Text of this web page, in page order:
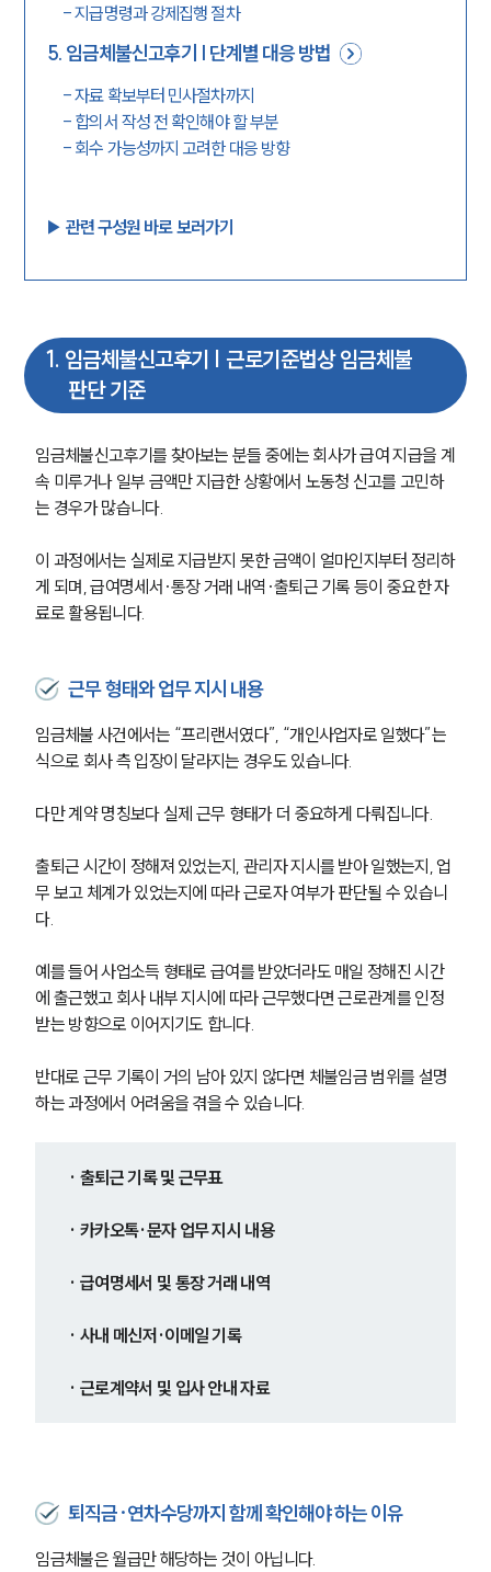
-지급명령과 강제집행 절차
5. 임금체불신고후기 | 단계별 대응 방법
-자료 확보부터 민사절차까지
- 합의서 작성 전 확인해야 할 부분
- 회수 가능성까지 고려한 대응 방향
▶︎ 관련 구성원 바로 보러가기
1 . 임금체불신고후기 | 근로기준법상 임금체불
판단 기준
임금체불신고후기를 찾아보는 분들 중에는 회사가 급여 지급을 계
속 미루거나 일부 금액만 지급한 상황에서 노동청 신고를 고민하
는 경우가 많습니다.
이 과정에서는 실제로 지급받지 못한 금액이 얼마인지부터 정리하
게 되며, 급여명세서·통장 거래 내역·출퇴근 기록 등이 중요한 자
료로 활용됩니다.
근무 형태와 업무 지시 내용
임금체불 사건에서는 “프리랜서였다”, “개인사업자로 일했다”는
식으로 회사 측 입장이 달라지는 경우도 있습니다.
다만 계약 명칭보다 실제 근무 형태가 더 중요하게 다뤄집니다.
출퇴근 시간이 정해져 있었는지, 관리자 지시를 받아 일했는지, 업
무 보고 체계가 있었는지에 따라 근로자 여부가 판단될 수 있습니
다.
예를 들어 사업소득 형태로 급여를 받았더라도 매일 정해진 시간
에 출근했고 회사 내부 지시에 따라 근무했다면 근로관계를 인정
받는 방향으로 이어지기도 합니다.
반대로 근무 기록이 거의 남아 있지 않다면 체불임금 범위를 설명
하는 과정에서 어려움을 겪을 수 있습니다.
· 출퇴근 기록 및 근무표
· 카카오톡·문자 업무 지시 내용
· 급여명세서 및 통장 거래 내역
· 사내 메신저·이메일 기록
· 근로계약서 및 입사 안내 자료
퇴직금·연차수당까지 함께 확인해야 하는 이유
임금체불은 월급만 해당하는 것이 아닙니다.